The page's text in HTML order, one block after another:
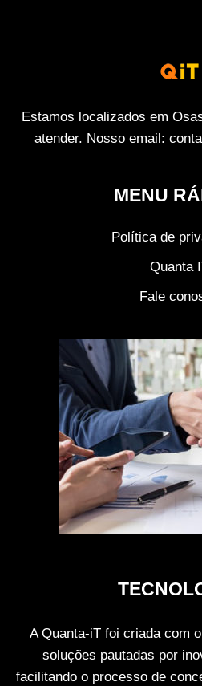
Estamos localizados em
atender. Nosso email:
MENU
Política de
Quanta
Fale
A Quanta-iT foi criada com
soluções pautadas por
facilitando o processo de